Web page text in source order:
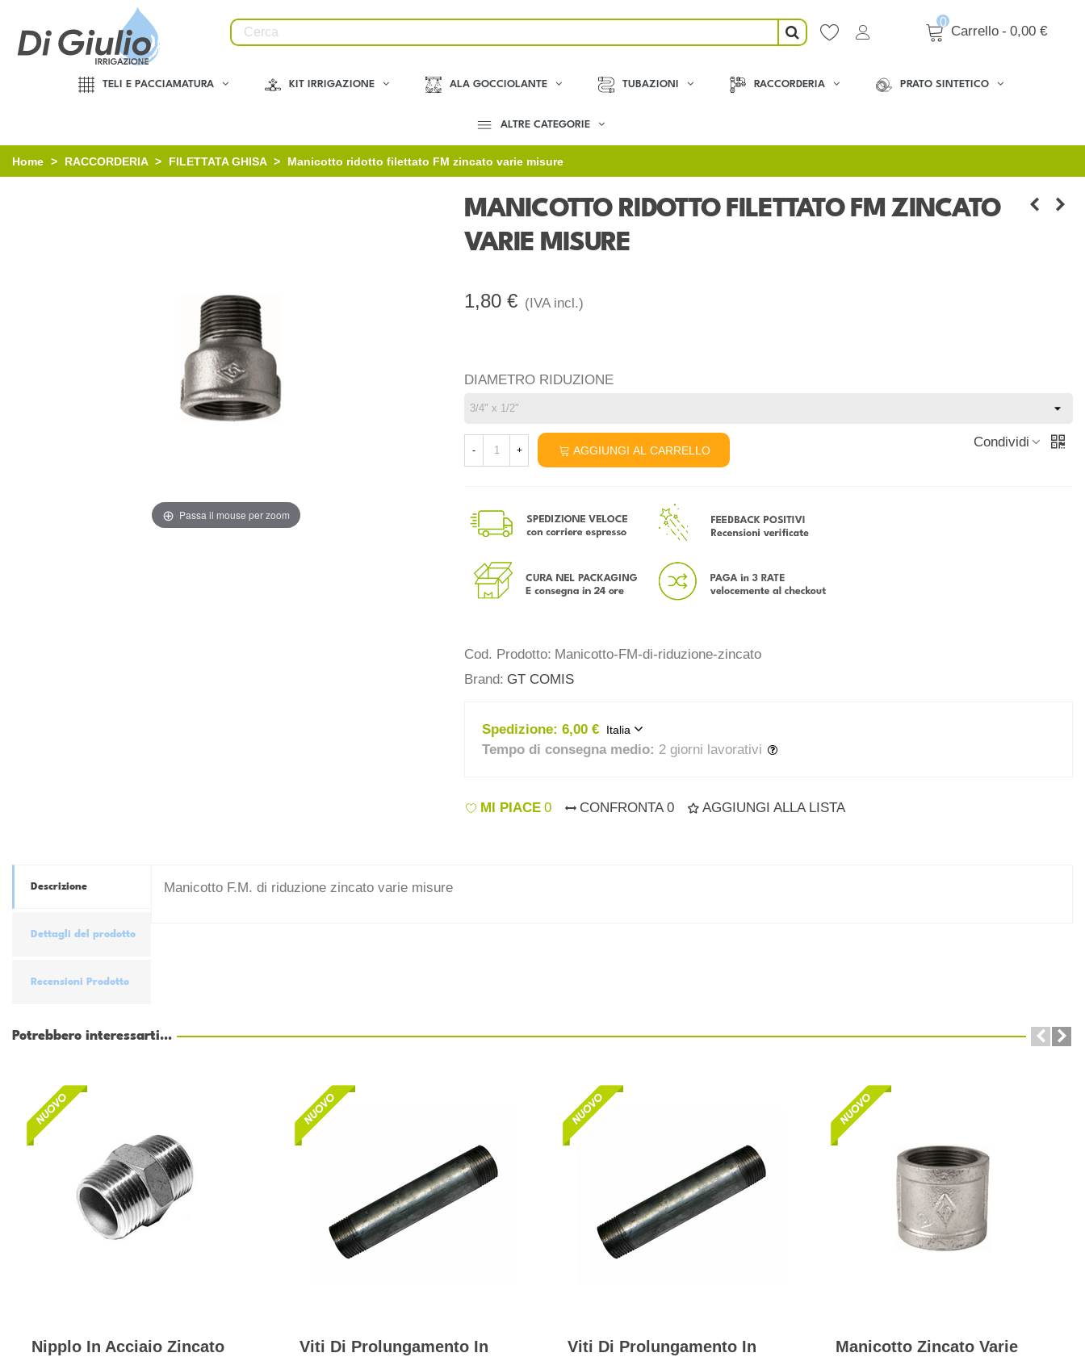
0
Carrello - 0,00 €
TELI E PACCIAMATURA KIT IRRIGAZIONE ALA GOCCIOLANTE TUBAZIONI RACCORDERIA PRATO SINTETICO
ALTRE CATEGORIE
Home > RACCORDERIA > FILETTATA GHISA > Manicotto ridotto filettato FM zincato varie misure
Passa il mouse per zoom
MANICOTTO RIDOTTO FILETTATO FM ZINCATO
VARIE MISURE
1,80 € (IVA incl.)
DIAMETRO RIDUZIONE
- + AGGIUNGI AL CARRELLO
Condividi
Cod. Prodotto: Manicotto-FM-di-riduzione-zincato
Brand: GT COMIS
Spedizione: 6,00 € Italia
Tempo di consegna medio: 2 giorni lavorativi
MI PIACE 0 CONFRONTA 0 AGGIUNGI ALLA LISTA
Descrizione
Dettagli del prodotto
Recensioni Prodotto
Manicotto F.M. di riduzione zincato varie misure
Potrebbero interessarti...
Nipplo In Acciaio Zincato
Viti Di Prolungamento In
Viti Di Prolungamento In
Manicotto Zincato Varie